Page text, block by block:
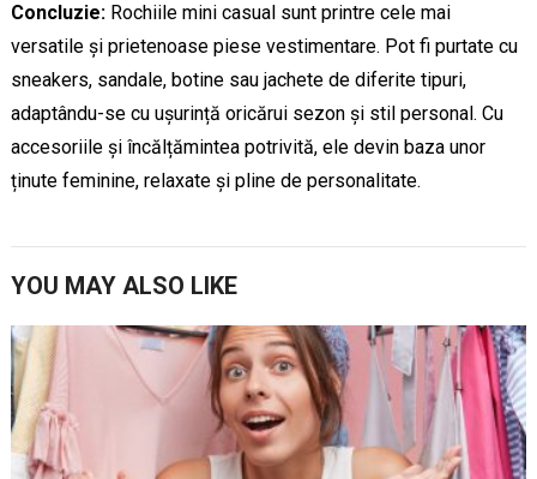
Concluzie:Rochiile mini casual sunt printre cele mai
versatile și prietenoase piese vestimentare. Pot fi purtate cu
sneakers, sandale, botine sau jachete de diferite tipuri,
adaptându-se cu ușurință oricărui sezon și stil personal. Cu
accesoriile și încălțămintea potrivită, ele devin baza unor
ținute feminine, relaxate și pline de personalitate.
YOU MAY ALSO LIKE